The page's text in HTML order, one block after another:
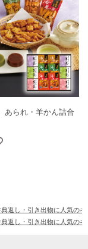
あられ・羊かん詰合
返し・引き出物に人気のギ
返し・引き出物に人気のギ